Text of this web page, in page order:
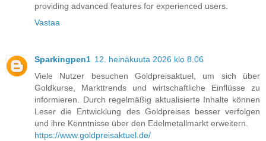
providing advanced features for experienced users.
Vastaa
Sparkingpen1 12. heinäkuuta 2026 klo 8.06
Viele Nutzer besuchen Goldpreisaktuel, um sich über
Goldkurse, Markttrends und wirtschaftliche Einflüsse zu
informieren. Durch regelmäßig aktualisierte Inhalte können
Leser die Entwicklung des Goldpreises besser verfolgen
und ihre Kenntnisse über den Edelmetallmarkt erweitern.
https://www.goldpreisaktuel.de/